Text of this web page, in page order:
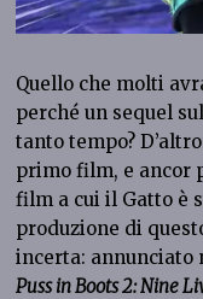
Quello che molti
perché un sequel
tanto tempo?
primo film, e ancor
film a cui il Gatto è
produzione di
incerta: annunciato
Puss in Boots 2: Nine